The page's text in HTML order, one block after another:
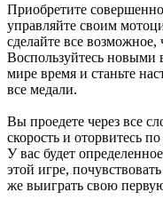
Приобретите
управляйте своим
сделайте все
Воспользуйтесь новыми
мире время и станьте
все медали.
Вы проедете через все
скорость и оторвитесь
У вас будет
этой игре,
же выиграть свою